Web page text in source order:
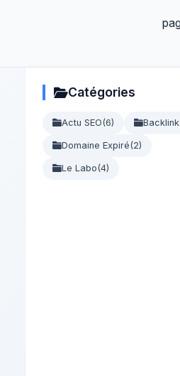
Catégories
Actu SEO(6)
Domaine Expiré(2)
Le Labo(4)